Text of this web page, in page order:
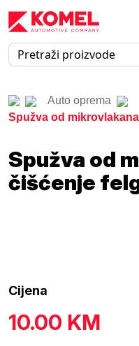
Auto oprema
Spužva od
Spužva od
čišćenje
Cijena
10.00 KM